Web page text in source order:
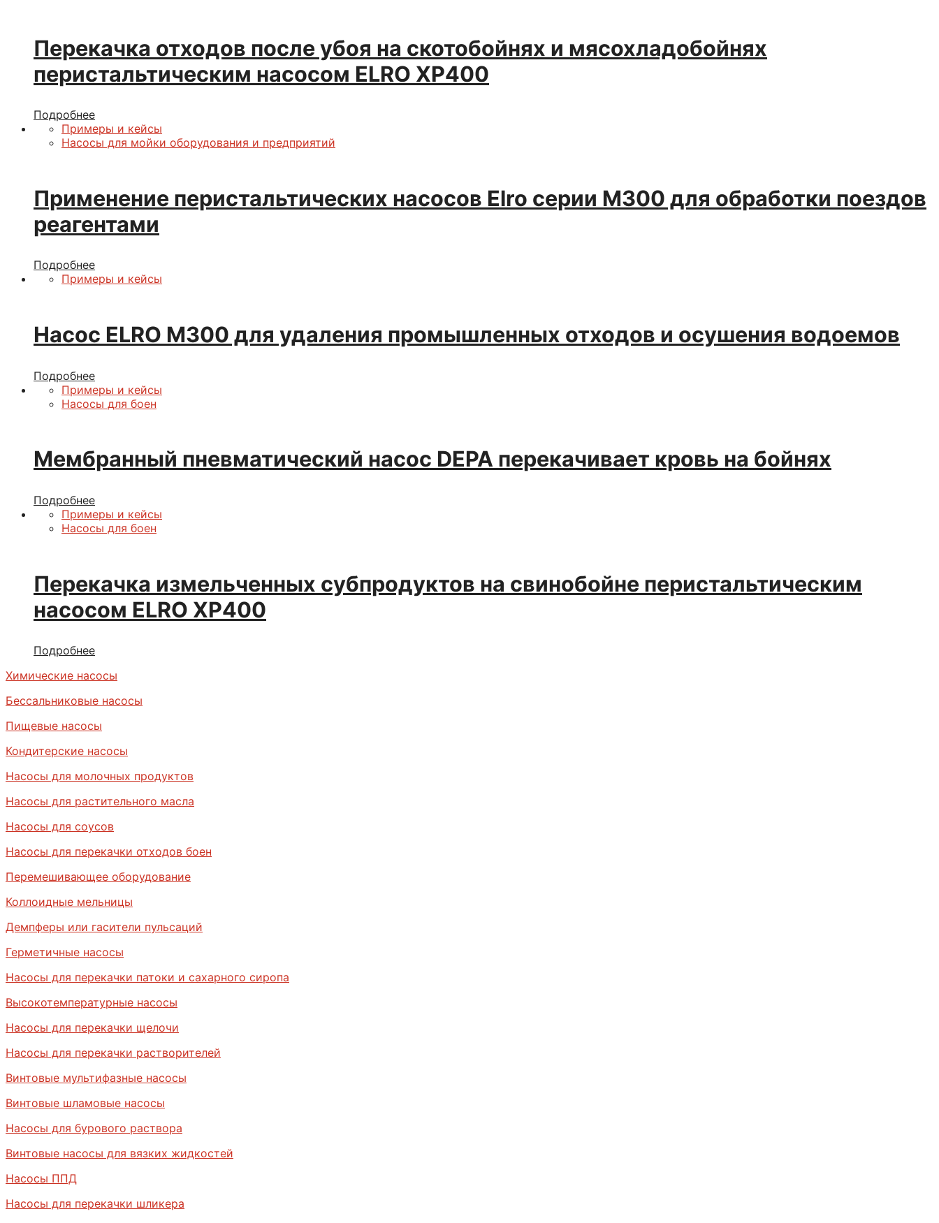
Перекачка отходов после убоя на скотобойнях и мясохладобойнях
перистальтическим насосом ELRO XP400
Подробнее
Примеры и кейсы
Насосы для мойки оборудования и предприятий
Применение перистальтических насосов Elro серии М300 для обработки поездов
реагентами
Подробнее
Примеры и кейсы
Насос ELRO M300 для удаления промышленных отходов и осушения водоемов
Подробнее
Примеры и кейсы
Насосы для боен
Мембранный пневматический насос DEPA перекачивает кровь на бойнях
Подробнее
Примеры и кейсы
Насосы для боен
Перекачка измельченных субпродуктов на свинобойне перистальтическим
насосом ELRO ХР400
Подробнее
Химические насосы
Бессальниковые насосы
Пищевые насосы
Кондитерские насосы
Насосы для молочных продуктов
Насосы для растительного масла
Насосы для соусов
Насосы для перекачки отходов боен
Перемешивающее оборудование
Коллоидные мельницы
Демпферы или гасители пульсаций
Герметичные насосы
Насосы для перекачки патоки и сахарного сиропа
Высокотемпературные насосы
Насосы для перекачки щелочи
Насосы для перекачки растворителей
Винтовые мультифазные насосы
Винтовые шламовые насосы
Насосы для бурового раствора
Винтовые насосы для вязких жидкостей
Насосы ППД
Насосы для перекачки шликера